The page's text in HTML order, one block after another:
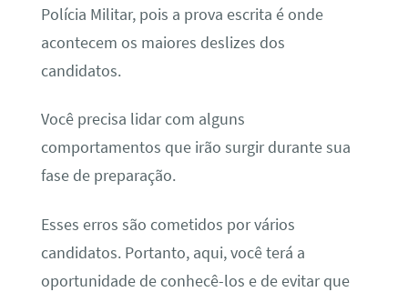
Polícia Militar, pois a prova escrita é onde
acontecem os maiores deslizes dos
candidatos.
Você precisa lidar com alguns
comportamentos que irão surgir durante sua
fase de preparação.
Esses erros são cometidos por vários
candidatos. Portanto, aqui, você terá a
oportunidade de conhecê-los e de evitar que